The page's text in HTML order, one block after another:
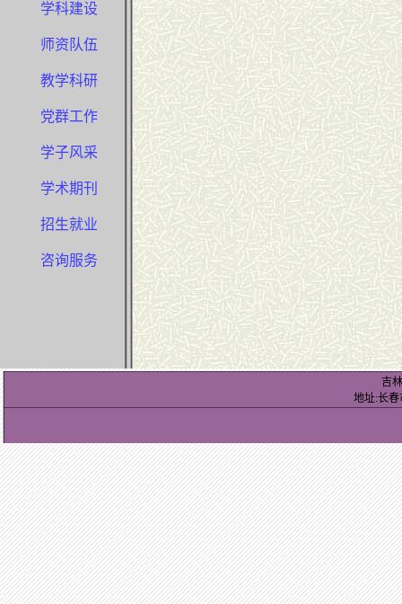
学科建设
师资队伍
教学科研
党群工作
学子风采
学术期刊
招生就业
咨询服务
吉
地址:长春